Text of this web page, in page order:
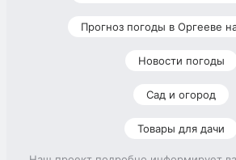
Прогноз погоды в Оргееве
Новости погоды
Сад и огород
Товары для дачи